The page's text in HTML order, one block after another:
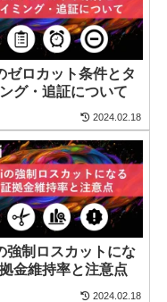
ゼロカット条件とタ
グ・追証について
2024.02.18
強制ロスカットにな
金維持率と注意点
2024.02.18